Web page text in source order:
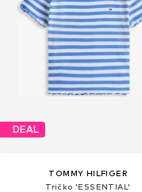
DEAL
TOMMY HILFIGER
Tričko 'ESSENTIAL'